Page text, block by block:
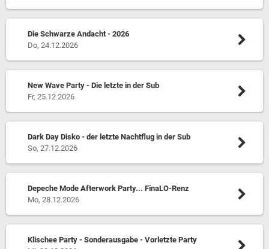
Die Schwarze Andacht - 2026
Do, 24.12.2026
New Wave Party - Die letzte in der Sub
Fr, 25.12.2026
Dark Day Disko - der letzte Nachtflug in der Sub
So, 27.12.2026
Depeche Mode Afterwork Party... FinaLO-Renz
Mo, 28.12.2026
Klischee Party - Sonderausgabe - Vorletzte Party